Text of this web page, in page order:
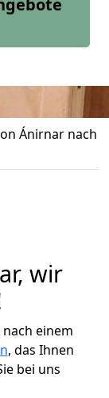
Ánirnar nach
wir
einem
, das Ihnen
bei uns